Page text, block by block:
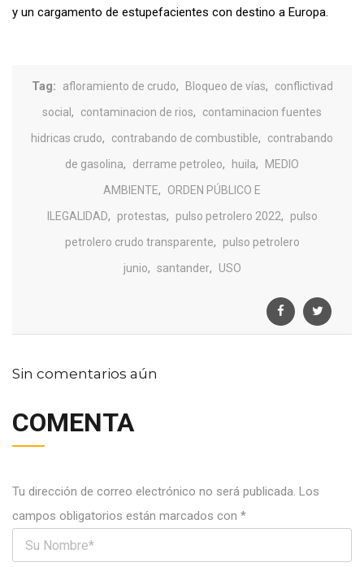
y un cargamento de estupefacientes con destino a Europa.
Tag: afloramiento de crudo, Bloqueo de vías,
conflictivad
social , contaminacion de rios,
contaminacion fuentes
hidricas crudo, contrabando de combustible,
contrabando
de gasolina, derrame petroleo, huila,
MEDIO
AMBIENTE,
ORDEN PÚBLICO E
ILEGALIDAD, protestas, pulso petrolero 2022,
pulso
petrolero crudo transparente,
pulso petrolero
junio, santander, USO
Sin comentarios aún
COMENTA
Tu dirección de correo electrónico no será publicada. Los
campos obligatorios están marcados con *